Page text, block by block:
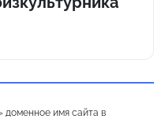
имя сайта в